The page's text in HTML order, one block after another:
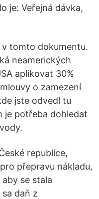
je: Veřejná dávka,
tomto dokumentu.
neamerických
aplikovat 30%
o zamezení
jste odvedl tu
je potřeba dohledat
republice,
přepravu nákladu,
se stala
daň z